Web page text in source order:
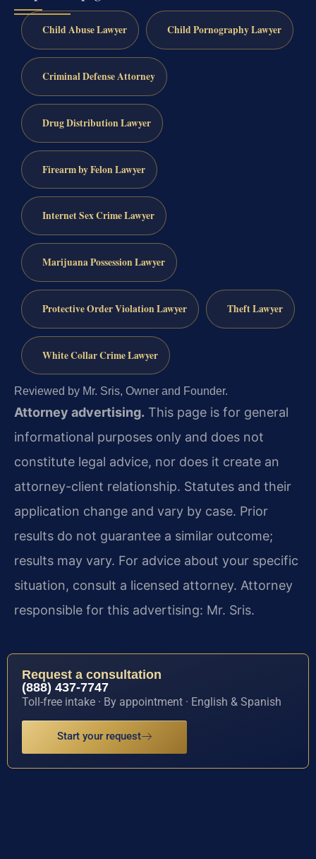
Child Abuse Lawyer Child Pornography Lawyer
Criminal Defense Attorney
Drug Distribution Lawyer
Firearm by Felon Lawyer
Internet Sex Crime Lawyer
Marijuana Possession Lawyer
Protective Order Violation Lawyer Theft Lawyer
White Collar Crime Lawyer
Reviewed by Mr. Sris, Owner and Founder.
Attorney advertising. This page is for general
informational purposes only and does not
constitute legal advice, nor does it create an
attorney-client relationship. Statutes and their
application change and vary by case. Prior
results do not guarantee a similar outcome;
results may vary. For advice about your specific
situation, consult a licensed attorney. Attorney
responsible for this advertising: Mr. Sris.
Request a consultation
(888) 437-7747
Toll-free intake · By appointment · English & Spanish
Start your request